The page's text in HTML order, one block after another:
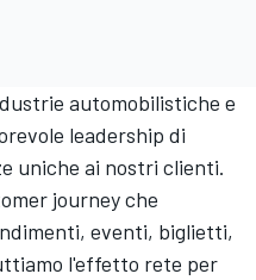
automobilistiche e
leadership di
uniche ai nostri clienti.
journey che
eventi, biglietti,
l'effetto rete per